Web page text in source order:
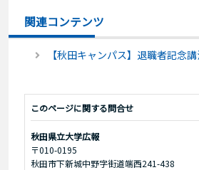
関連コンテンツ
【秋田キャンパス】退職者記念
このページに関する問合せ
秋田県立大学広報
〒010-0195
秋田市下新城中野字街道端西241-438